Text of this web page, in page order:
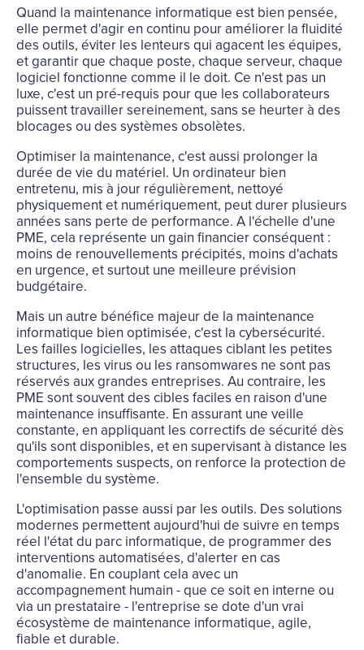
Quand la maintenance informatique est bien pensée,
elle permet d'agir en continu pour améliorer la fluidité
des outils, éviter les lenteurs qui agacent les équipes,
et garantir que chaque poste, chaque serveur, chaque
logiciel fonctionne comme il le doit. Ce n'est pas un
luxe, c'est un pré-requis pour que les collaborateurs
puissent travailler sereinement, sans se heurter à des
blocages ou des systèmes obsolètes.
Optimiser la maintenance, c'est aussi prolonger la
durée de vie du matériel. Un ordinateur bien
entretenu, mis à jour régulièrement, nettoyé
physiquement et numériquement, peut durer plusieurs
années sans perte de performance. A l'échelle d'une
PME, cela représente un gain financier conséquent :
moins de renouvellements précipités, moins d'achats
en urgence, et surtout une meilleure prévision
budgétaire.
Mais un autre bénéfice majeur de la maintenance
informatique bien optimisée, c'est la cybersécurité.
Les failles logicielles, les attaques ciblant les petites
structures, les virus ou les ransomwares ne sont pas
réservés aux grandes entreprises. Au contraire, les
PME sont souvent des cibles faciles en raison d'une
maintenance insuffisante. En assurant une veille
constante, en appliquant les correctifs de sécurité dès
qu'ils sont disponibles, et en supervisant à distance les
comportements suspects, on renforce la protection de
l'ensemble du système.
L'optimisation passe aussi par les outils. Des solutions
modernes permettent aujourd'hui de suivre en temps
réel l'état du parc informatique, de programmer des
interventions automatisées, d'alerter en cas
d'anomalie. En couplant cela avec un
accompagnement humain - que ce soit en interne ou
via un prestataire - l'entreprise se dote d'un vrai
écosystème de maintenance informatique, agile,
fiable et durable.